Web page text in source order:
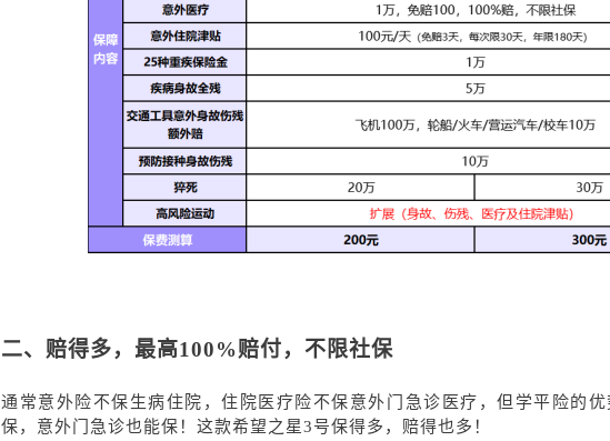
二、 赔得多，最高100%赔付，不限社保
通常意外险不保生病住院，住院医疗险不保意外门急诊医疗，但学平险的
保，意外门急诊也能保！这款希望之星3号保得多，赔得也多！